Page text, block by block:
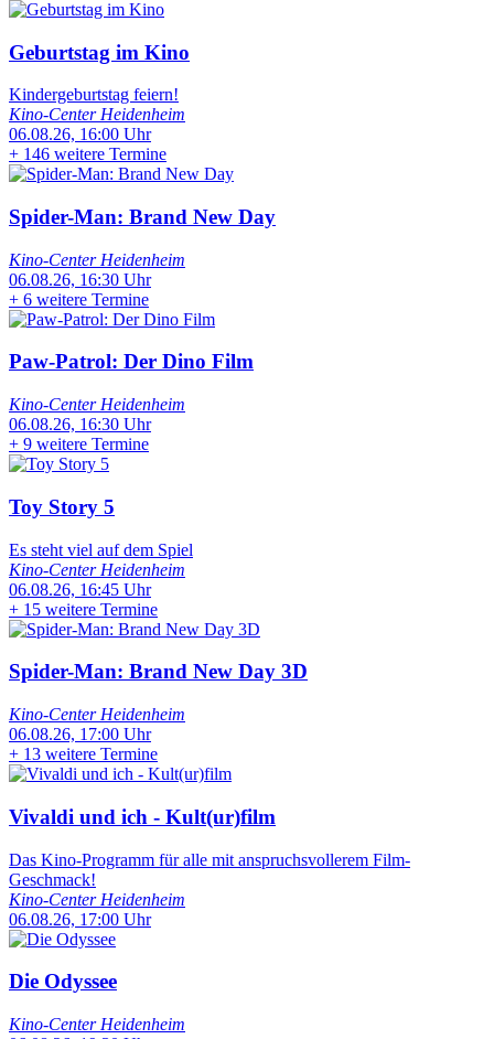
Geburtstag im Kino
Kindergeburtstag feiern!
Kino-Center Heidenheim
06.08.26, 16:00 Uhr
+ 146 weitere Termine
Spider-Man: Brand New Day
Kino-Center Heidenheim
06.08.26, 16:30 Uhr
+ 6 weitere Termine
Paw-Patrol: Der Dino Film
Kino-Center Heidenheim
06.08.26, 16:30 Uhr
+ 9 weitere Termine
Toy Story 5
Es steht viel auf dem Spiel
Kino-Center Heidenheim
06.08.26, 16:45 Uhr
+ 15 weitere Termine
Spider-Man: Brand New Day 3D
Kino-Center Heidenheim
06.08.26, 17:00 Uhr
+ 13 weitere Termine
Vivaldi und ich - Kult(ur)film
Das Kino-Programm für alle mit anspruchsvollerem Film-
Geschmack!
Kino-Center Heidenheim
06.08.26, 17:00 Uhr
Die Odyssee
Kino-Center Heidenheim